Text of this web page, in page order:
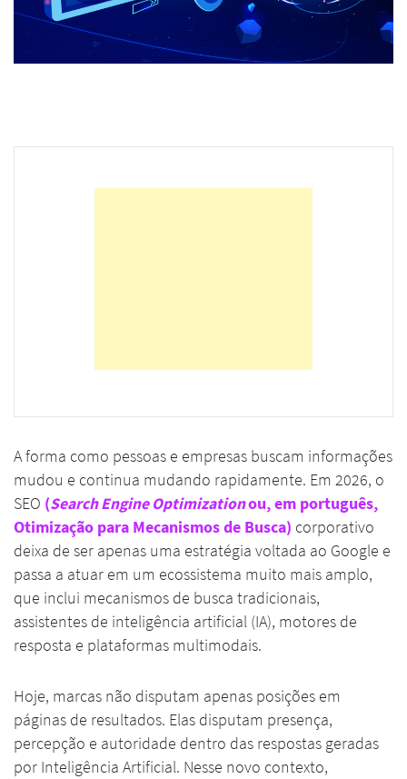
A forma como pessoas e empresas buscam informações
mudou e continua mudando rapidamente. Em 2026, o
SEO (Search Engine Optimizationou, em português,
Otimização para Mecanismos de Busca) corporativo
deixa de ser apenas uma estratégia voltada ao Google e
passa a atuar em um ecossistema muito mais amplo,
que inclui mecanismos de busca tradicionais,
assistentes de inteligência artificial (IA), motores de
resposta e plataformas multimodais.
Hoje, marcas não disputam apenas posições em
páginas de resultados. Elas disputam presença,
percepção e autoridade dentro das respostas geradas
por Inteligência Artificial. Nesse novo contexto,